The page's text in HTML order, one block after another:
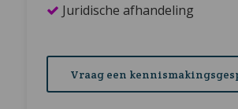
Juridische afhandeling
Vraag een